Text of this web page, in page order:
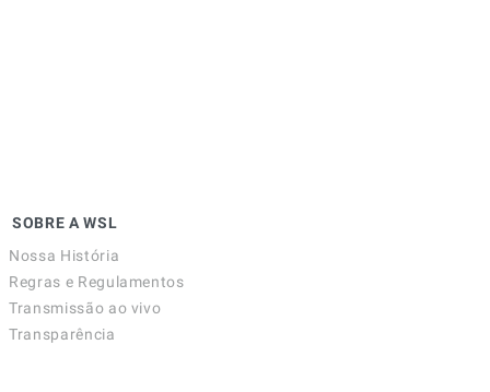
SOBRE A WSL
Nossa História
Regras e Regulamentos
Transmissão ao vivo
Transparência